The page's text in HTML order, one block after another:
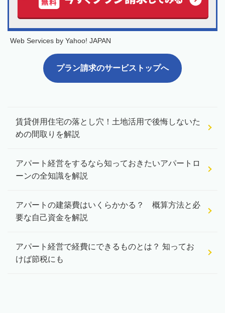
Web Services by Yahoo! JAPAN
プラン請求のサービストップへ
賃貸併用住宅の落とし穴！土地活用で後悔しないた
めの間取りを解説
アパート経営をするなら知っておきたいアパートロ
ーンの全知識を解説
アパートの建築費はいくらかかる？ 概算方法と必
要な自己資金を解説
アパート経営で経費にできるものとは？ 知ってお
けば節税にも